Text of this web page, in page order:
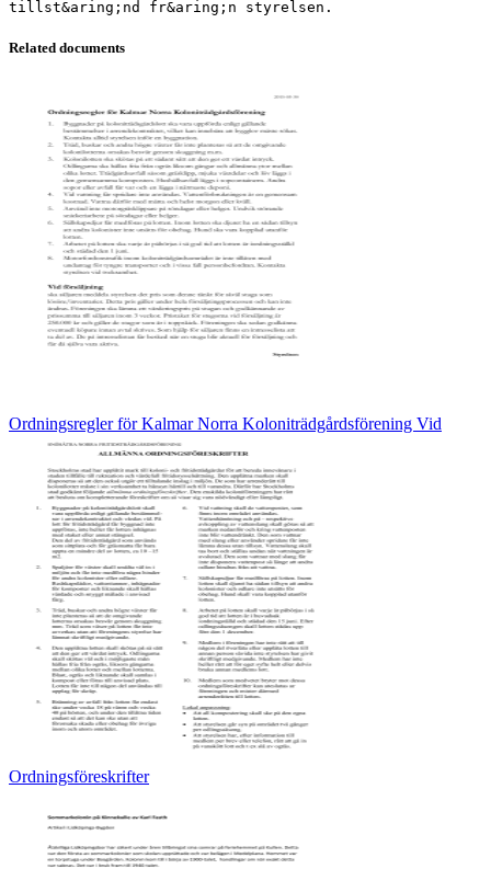
Related documents
Ordningsregler för Kalmar Norra Koloniträdgårdsförening Vid
Ordningsföreskrifter